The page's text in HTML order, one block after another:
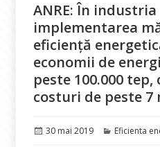
ANRE: În
implementarea
eficiență
economii de
peste 100.000
costuri de peste 7
Publicat
30 mai 2019 Categorii
Eficienta